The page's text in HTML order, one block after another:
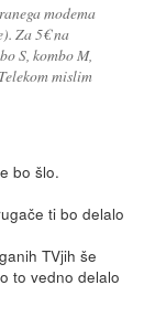
modema
Za 5€ na
S, kombo M,
mislim
bo šlo.
ti bo delalo
TVjih še
to vedno delalo